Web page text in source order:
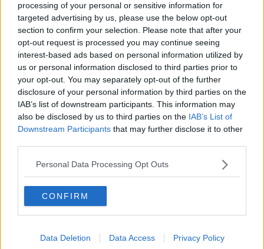
processing of your personal or sensitive information for
targeted advertising by us, please use the below opt-out
section to confirm your selection. Please note that after your
opt-out request is processed you may continue seeing
interest-based ads based on personal information utilized by
us or personal information disclosed to third parties prior to
your opt-out. You may separately opt-out of the further
disclosure of your personal information by third parties on the
IAB’s list of downstream participants. This information may
also be disclosed by us to third parties on the IAB’s List of
Downstream Participants that may further disclose it to other
Personal Data Processing Opt Outs
CONFIRM
Data Deletion Data Access Privacy Policy
esposizioni pubblicitarie, sono in corso specifiche attività di controllo
e recupero dell’evasione. Il presupposto del canone è la diffusione
di messaggi pubblicitari, anche abusiva, mediante impianti installati
su suolo pubblico o su beni privati visibili da luoghi pubblici, nonché
all’esterno di veicoli adibiti a uso pubblico o privato".
"Il Regolamento comunale prevede che chiunque intenda installare
o modificare insegne, targhe, cartelli o altri mezzi pubblicitari visibili
dall’esterno debba presentare preventiva domanda di
autorizzazione o dichiarazione, vengono applicate le disposizioni
regolamentari vigenti, con l’emissione di avvisi di accertamento
esecutivi e l’irrogazione delle relative sanzioni e indennità.
"Si precisa che per il Canone Unico Patrimoniale non si applica
l’istituto del contraddittorio preventivo previsto dallo Statuto dei
Diritti del Contribuente, trattandosi di un’entrata di natura
patrimoniale e non tributaria. Restano comunque garantiti gli